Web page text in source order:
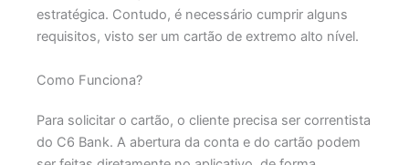
estratégica. Contudo, é necessário cumprir alguns
requisitos, visto ser um cartão de extremo alto nível.
Como Funciona?
Para solicitar o cartão, o cliente precisa ser correntista
do C6 Bank. A abertura da conta e do cartão podem